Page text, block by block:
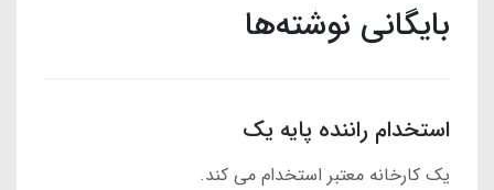
بایگانی نوشته‌ها
استخدام راننده پایه یک
یک کارخانه معتبر استخدام می کند.